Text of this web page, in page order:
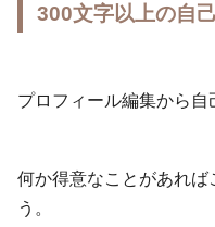
300文字以上の自
プロフィール編集から自
何か得意なことがあれば
う。